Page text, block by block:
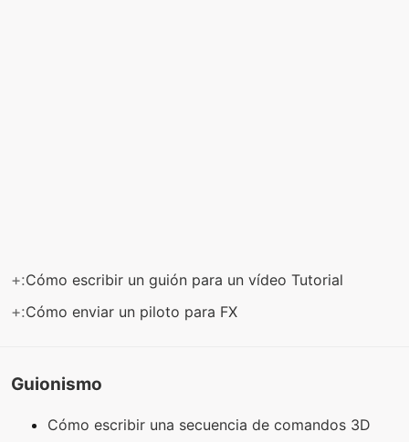
+:Cómo escribir un guión para un vídeo Tutorial
+:Cómo enviar un piloto para FX
Guionismo
Cómo escribir una secuencia de comandos 3D